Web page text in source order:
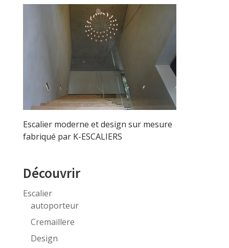
Escalier moderne et design sur mesure
fabriqué par K-ESCALIERS
Découvrir
Escalier
autoporteur
Cremaillere
Design